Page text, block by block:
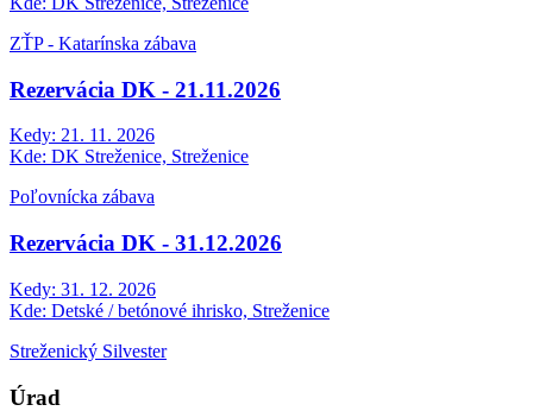
ZŤP - Katarínska zábava
Rezervácia DK - 21.11.2026
Kedy: 21. 11. 2026
Kde: DK Streženice, Streženice
Poľovnícka zábava
Rezervácia DK - 31.12.2026
Kedy: 31. 12. 2026
Kde: Detské / betónové ihrisko, Streženice
Streženický Silvester
Úrad